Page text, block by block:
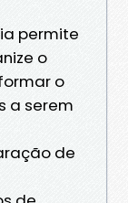
permite
o
o
a serem
de